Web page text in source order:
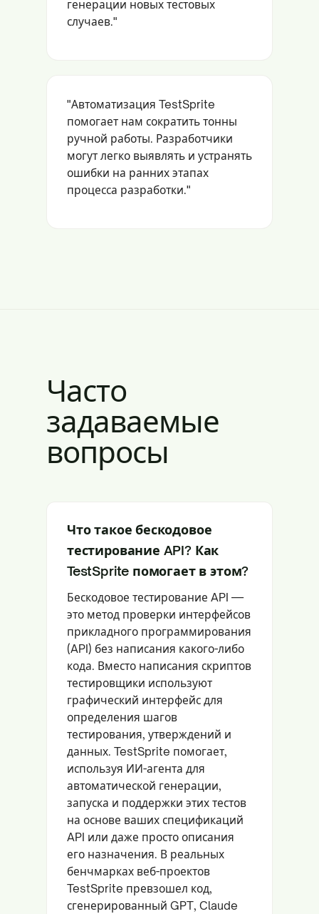
генерации новых тестовых
случаев."
"Автоматизация TestSprite
помогает нам сократить тонны
ручной работы. Разработчики
могут легко выявлять и устранять
ошибки на ранних этапах
процесса разработки."
Часто
задаваемые
вопросы
Что такое бескодовое
тестирование API? Как
TestSprite помогает в этом?
Бескодовое тестирование API —
это метод проверки интерфейсов
прикладного программирования
(API) без написания какого-либо
кода. Вместо написания скриптов
тестировщики используют
графический интерфейс для
определения шагов
тестирования, утверждений и
данных. TestSprite помогает,
используя ИИ-агента для
автоматической генерации,
запуска и поддержки этих тестов
на основе ваших спецификаций
API или даже просто описания
его назначения. В реальных
бенчмарках веб-проектов
TestSprite превзошел код,
сгенерированный GPT, Claude